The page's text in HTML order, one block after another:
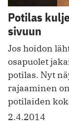
Potilas
sivuun
Jos hoidon
osapuolet
potilas. Nyt
rajaaminen
potilaiden
2.4.2014